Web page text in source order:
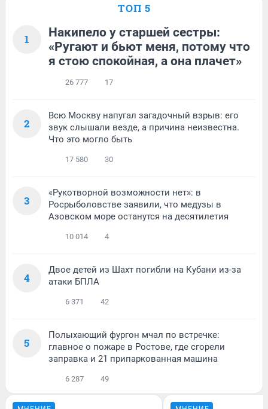
ТОП 5
1
Накипело у старшей сестры:
«Ругают и бьют меня, потому что
я стою спокойная, а она плачет»
26 777 17
2
Всю Москву напугал загадочный взрыв: его
звук слышали везде, а причина неизвестна.
Что это могло быть
17 580 30
3
«Рукотворной возможности нет»: в
Росрыболовстве заявили, что медузы в
Азовском море останутся на десятилетия
10 014 4
4
Двое детей из Шахт погибли на Кубани из-за
атаки БПЛА
6 371 42
5
Полыхающий фургон мчал по встречке:
главное о пожаре в Ростове, где сгорели
заправка и 21 припаркованная машина
6 287 49